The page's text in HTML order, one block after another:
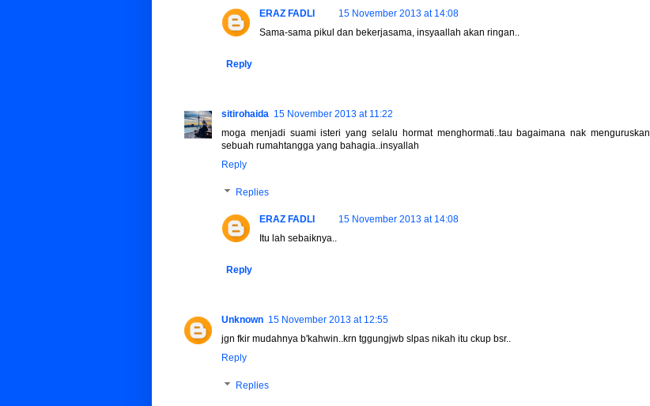
ERAZ FADLI
15 November 2013 at 14:08
Sama-sama pikul dan bekerjasama, insyaallah akan ringan..
Reply
sitirohaida 15 November 2013 at 11:22
moga menjadi suami isteri yang selalu hormat menghormati..tau bagaimana nak menguruskan
sebuah rumahtangga yang bahagia..insyallah
Reply
Replies
ERAZ FADLI
15 November 2013 at 14:08
Itu lah sebaiknya..
Reply
Unknown 15 November 2013 at 12:55
jgn fkir mudahnya b'kahwin..krn tggungjwb slpas nikah itu ckup bsr..
Reply
Replies